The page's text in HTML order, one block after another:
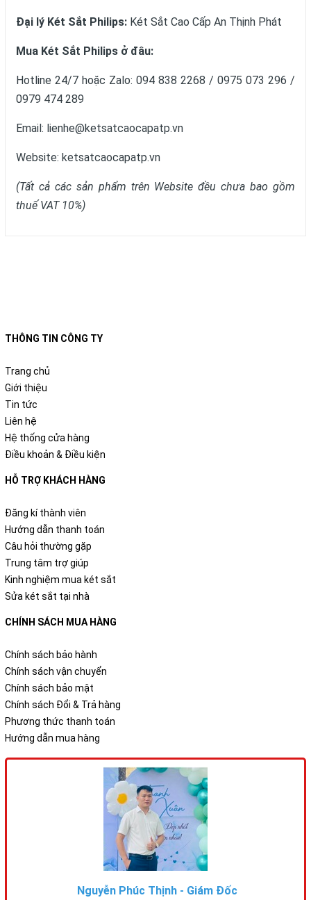
Đại lý Két Sắt Philips: Két Sắt Cao Cấp An Thịnh Phát
Mua Két Sắt Philips ở đâu:
Hotline 24/7 hoặc Zalo: 094 838 2268 / 0975 073 296 /
0979 474 289
Email: lienhe@ketsatcaocapatp.vn
Website: ketsatcaocapatp.vn
(Tất cả các sản phẩm trên Website đều chưa bao gồm
thuế VAT 10%)
THÔNG TIN CÔNG TY
Trang chủ
Giới thiệu
Tin tức
Liên hệ
Hệ thống cửa hàng
Điều khoản & Điều kiện
HỖ TRỢ KHÁCH HÀNG
Đăng kí thành viên
Hướng dẫn thanh toán
Câu hỏi thường gặp
Trung tâm trợ giúp
Kinh nghiệm mua két sắt
Sửa két sắt tại nhà
CHÍNH SÁCH MUA HÀNG
Chính sách bảo hành
Chính sách vận chuyển
Chính sách bảo mật
Chính sách Đổi & Trả hàng
Phương thức thanh toán
Hướng dẫn mua hàng
Nguyễn Phúc Thịnh - Giám Đốc